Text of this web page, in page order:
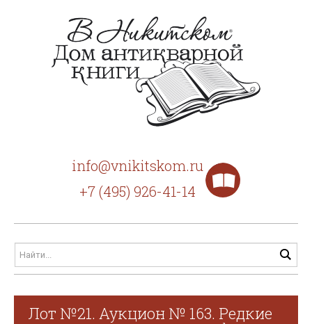
info@vnikitskom.ru
+7 (495) 926-41-14
Лот №21. Аукцион № 163. Редкие